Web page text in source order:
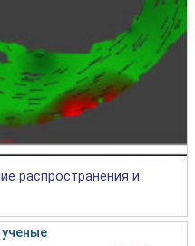
распространения и